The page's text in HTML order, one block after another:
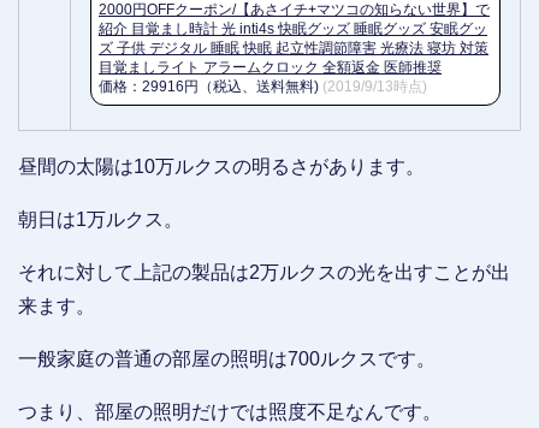
2000円OFFクーポン/【あさイチ+マツコの知らない世界】で
紹介 目覚まし時計 光 inti4s 快眠グッズ 睡眠グッズ 安眠グッ
ズ 子供 デジタル 睡眠 快眠 起立性調節障害 光療法 寝坊 対策
目覚ましライト アラームクロック 全額返金 医師推奨
価格：29916円（税込、送料無料) (2019/9/13時点)
昼間の太陽は10万ルクスの明るさがあります。
朝日は1万ルクス。
それに対して上記の製品は2万ルクスの光を出すことが出
来ます。
一般家庭の普通の部屋の照明は700ルクスです。
つまり、部屋の照明だけでは照度不足なんです。